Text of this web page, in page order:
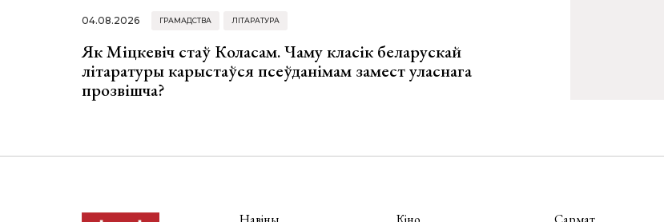
04.08.2026 ГРАМАДСТВА ЛІТАРАТУРА
Як Міцкевіч стаў Коласам. Чаму класік беларускай
літаратуры карыстаўся псеўданімам замест уласнага
прозвішча?